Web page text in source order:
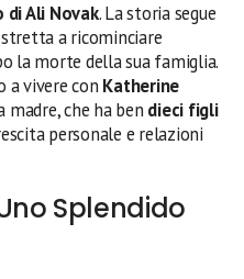
Ali Novak. La storia segue
a ricominciare
la morte della sua famiglia.
a vivere con Katherine
madre, che ha ben dieci figli
personale e relazioni
Splendido